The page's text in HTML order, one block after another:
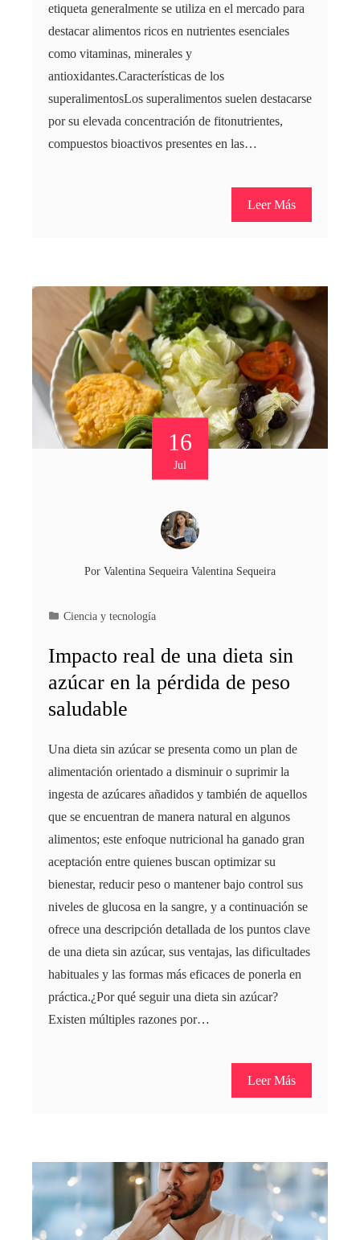
etiqueta generalmente se utiliza en el mercado para
destacar alimentos ricos en nutrientes esenciales
como vitaminas, minerales y
antioxidantes.Características de los
superalimentosLos superalimentos suelen destacarse
por su elevada concentración de fitonutrientes,
compuestos bioactivos presentes en las…
Leer Más
16
Jul
Por Valentina Sequeira Valentina Sequeira
Ciencia y tecnología
Impacto real de una dieta sin
azúcar en la pérdida de peso
saludable
Una dieta sin azúcar se presenta como un plan de
alimentación orientado a disminuir o suprimir la
ingesta de azúcares añadidos y también de aquellos
que se encuentran de manera natural en algunos
alimentos; este enfoque nutricional ha ganado gran
aceptación entre quienes buscan optimizar su
bienestar, reducir peso o mantener bajo control sus
niveles de glucosa en la sangre, y a continuación se
ofrece una descripción detallada de los puntos clave
de una dieta sin azúcar, sus ventajas, las dificultades
habituales y las formas más eficaces de ponerla en
práctica.¿Por qué seguir una dieta sin azúcar?
Existen múltiples razones por…
Leer Más